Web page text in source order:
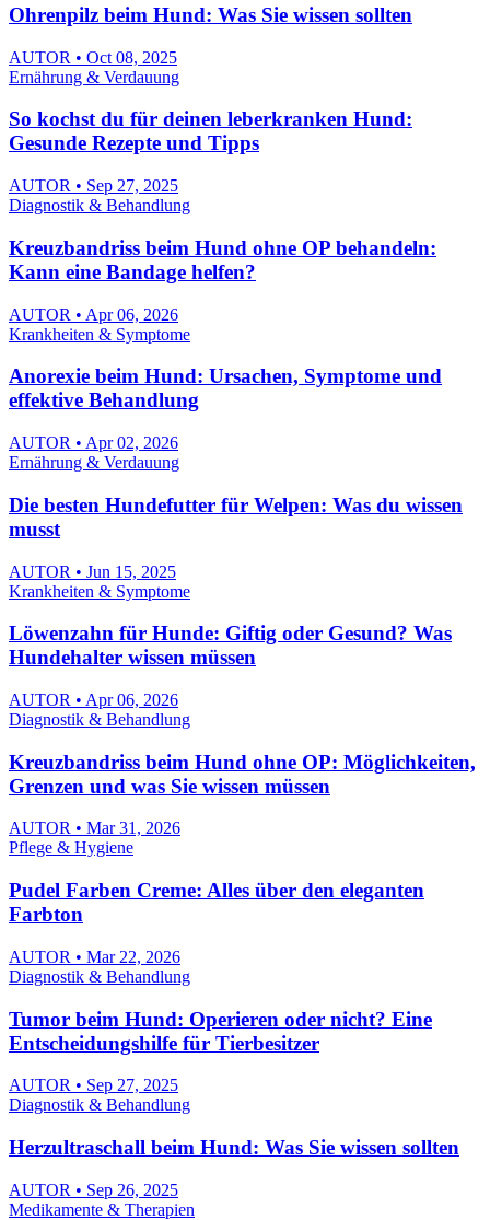
Ohrenpilz beim Hund: Was Sie wissen sollten
AUTOR • Oct 08, 2025
Ernährung & Verdauung
So kochst du für deinen leberkranken Hund:
Gesunde Rezepte und Tipps
AUTOR • Sep 27, 2025
Diagnostik & Behandlung
Kreuzbandriss beim Hund ohne OP behandeln:
Kann eine Bandage helfen?
AUTOR • Apr 06, 2026
Krankheiten & Symptome
Anorexie beim Hund: Ursachen, Symptome und
effektive Behandlung
AUTOR • Apr 02, 2026
Ernährung & Verdauung
Die besten Hundefutter für Welpen: Was du wissen
musst
AUTOR • Jun 15, 2025
Krankheiten & Symptome
Löwenzahn für Hunde: Giftig oder Gesund? Was
Hundehalter wissen müssen
AUTOR • Apr 06, 2026
Diagnostik & Behandlung
Kreuzbandriss beim Hund ohne OP: Möglichkeiten,
Grenzen und was Sie wissen müssen
AUTOR • Mar 31, 2026
Pflege & Hygiene
Pudel Farben Creme: Alles über den eleganten
Farbton
AUTOR • Mar 22, 2026
Diagnostik & Behandlung
Tumor beim Hund: Operieren oder nicht? Eine
Entscheidungshilfe für Tierbesitzer
AUTOR • Sep 27, 2025
Diagnostik & Behandlung
Herzultraschall beim Hund: Was Sie wissen sollten
AUTOR • Sep 26, 2025
Medikamente & Therapien